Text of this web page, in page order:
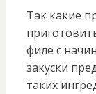
Так какие
филе с
закуски
таких